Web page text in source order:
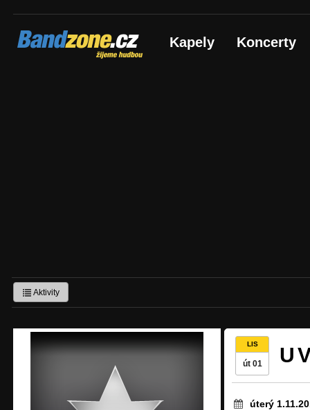
Bandzone.cz
žijeme hudbou Kapely Koncerty
Aktivity
LIS
út 01 U
úterý